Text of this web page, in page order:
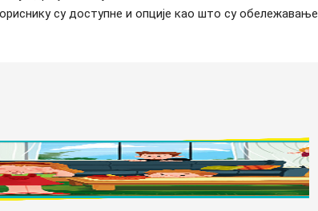
су доступне и опције као што су обележавање